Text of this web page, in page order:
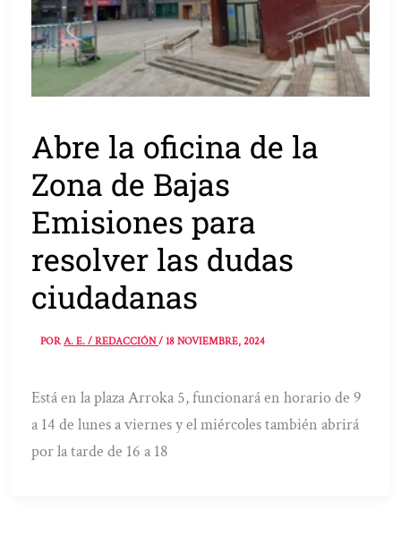
Abre la oficina de la
Zona de Bajas
Emisiones para
resolver las dudas
ciudadanas
PORA. E. / REDACCIÓN/18 NOVIEMBRE, 2024
Está en la plaza Arroka 5, funcionará en horario de 9
a 14 de lunes a viernes y el miércoles también abrirá
por la tarde de 16 a 18